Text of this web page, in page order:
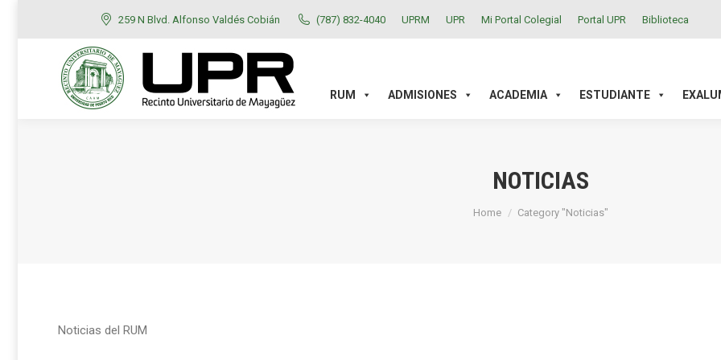
259 N Blvd. Alfonso Valdés Cobián (787) 832-4040 UPRM UPR Mi Portal Colegial Portal UPR Biblioteca
RUM ADMISIONES ACADEMIA ESTUDIANTE
NOTICIAS
You are here:
Home Category "Noticias"
Noticias del RUM
RUM ADMISIONES